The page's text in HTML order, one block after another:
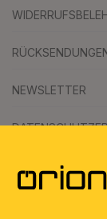
NEWSLETTER